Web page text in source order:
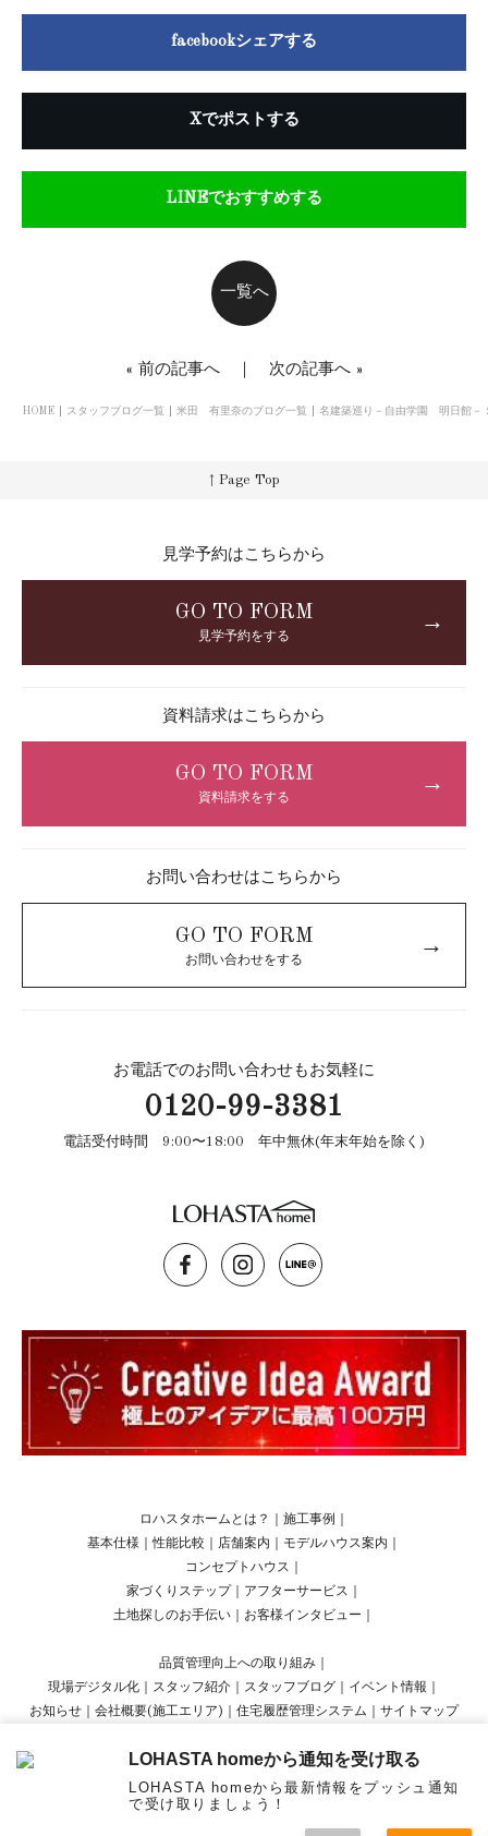
見学 資料 menu
facebookシェアする
Xでポストする
LINEでおすすめする
一覧へ
« 前の記事へ｜ 次の記事へ»
HOME スタッフブログ一覧 米田 有里奈のブログ一覧 名建築巡り－自由学園 明日館－
↑ Page Top
見学予約はこちらから
GO TO FORM
見学予約をする
→
資料請求はこちらから
GO TO FORM
資料請求をする
→
お問い合わせはこちらから
GO TO FORM
お問い合わせをする
→
お電話でのお問い合わせもお気軽に
0120-99-3381
電話受付時間 9:00〜18:00 年中無休(年末年始を除く)
ロハスタホームとは？ 施工事例
基本仕様 ｜性能比較 店舗案内 モデルハウス案内
コンセプトハウス
家づくりステップ
アフターサービス
土地探しのお手伝い
お客様インタビュー
品質管理向上への取り組み
現場デジタル化
スタッフ紹介 スタッフブログ イベント情報
お知らせ
会社概要(施工エリア) 住宅履歴管理システム サイトマップ
Copyright © LOHASTA home presented by LOHAS studio All Rights Reserved.
LOHASTA homeから通知を受け取る
LOHASTA homeから最新情報をプッシュ通知
で受け取りましょう！